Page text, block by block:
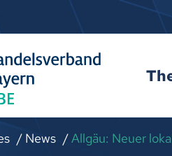
News Allgäu: Neuer